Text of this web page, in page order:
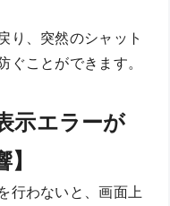
り、突然のシャット
ぐことができます。
示エラーが
行わないと、画面上